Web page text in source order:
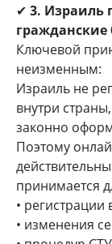
✔ 3. Израиль
Ключевой
неизменным:
Израиль не
внутри
законно
Поэтому
принимается
•
• изменения